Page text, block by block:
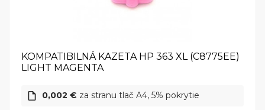
KOMPATIBILNÁ KAZETA HP 363 XL (C8775EE)
LIGHT MAGENTA
0,002 € za stranu tlač A4, 5% pokrytie